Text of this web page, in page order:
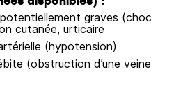
graves (choc
cutanée, urticaire
(hypotension)
(obstruction d’une veine